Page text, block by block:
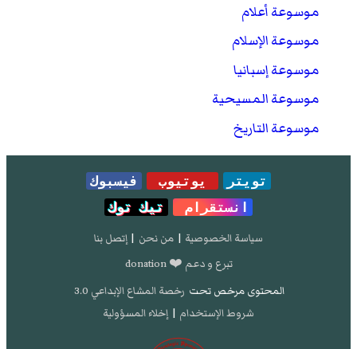
موسوعة أعلام
موسوعة الإسلام
موسوعة إسبانيا
موسوعة المسيحية
موسوعة التاريخ
تويتر يوتيوب
فيسبوك
انستقرام
تيك توك
سياسة الخصوصية | من نحن | إتصل بنا
تبرع و دعم ❤️ donation
المحتوى مرخص تحت رخصة المشاع الإبداعي 3.0
شروط الإستخدام | إخلاء المسؤولية